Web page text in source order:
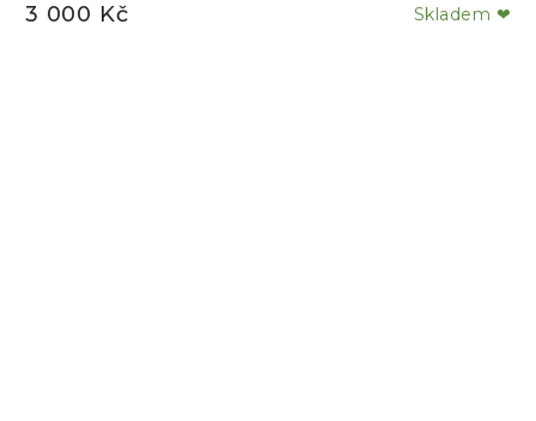
Skladem ❤
3 000 Kč